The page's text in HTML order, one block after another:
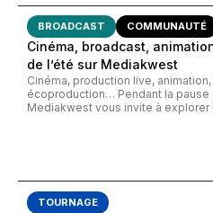
BROADCAST COMMUNAUTÉ
Cinéma, broadcast,
de l’été sur Mediakwest
Cinéma, production live,
écoproduction… Pendant la
Mediakwest vous invite à explorer
TOURNAGE